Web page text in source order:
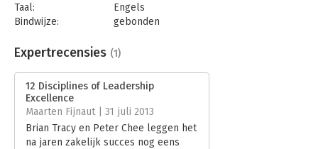
Taal:
Engels
Bindwijze:
gebonden
Uitgever:
McGraw-Hill
Verschijningsdatum:
25-5-2013
Hoofdrubriek: Leiderschap
Expertrecensies (1)
12 Disciplines of Leadership
Excellence
Maarten Fijnaut | 31 juli 2013
Brian Tracy en Peter Chee leggen het
na jaren zakelijk succes nog eens